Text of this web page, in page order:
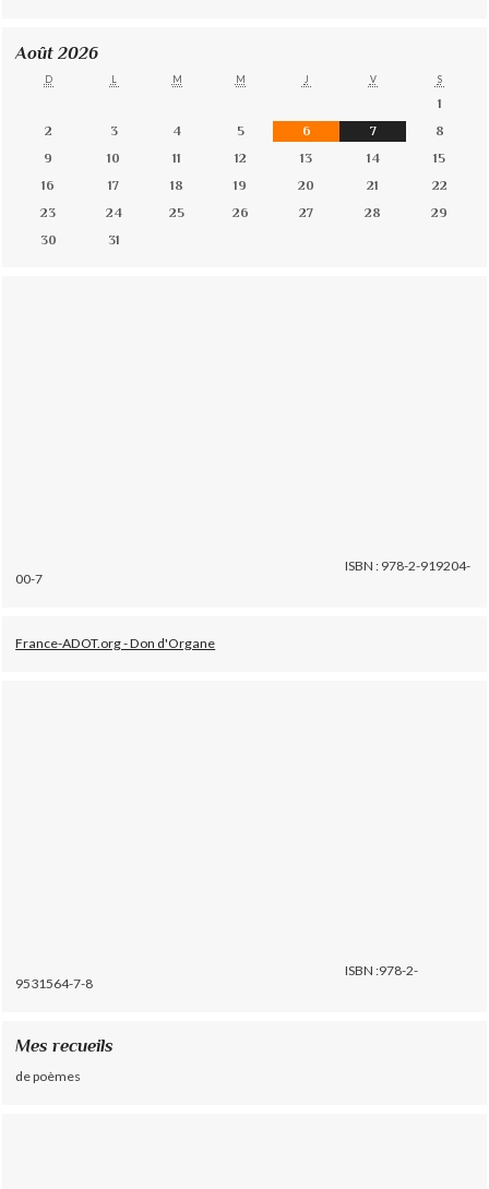
Août 2026
D L M M J V S
1
2
3 4 5 6 7
8
9
10 11 12 13 14
15
16
17 18 19 20 21
22
23
24 25 26 27 28
29
30
31
ISBN : 978-2-919204-
00-7
France-ADOT.org - Don d'Organe
ISBN :978-2-
9531564-7-8
Mes recueils
de poèmes